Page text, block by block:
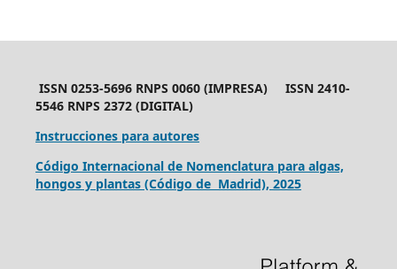
ISSN 0253-5696 RNPS 0060 (IMPRESA) ISSN 2410-
5546 RNPS 2372 (DIGITAL)
Instrucciones para autores
Código Internacional de Nomenclatura para algas,
hongos y plantas (Código de Madrid), 2025